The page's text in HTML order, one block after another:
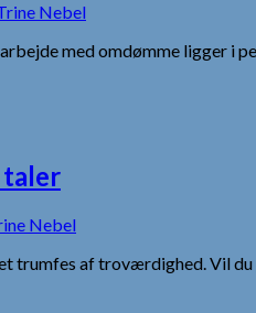
Nebel
med omdømme ligger i
Nebel
trumfes af troværdighed. Vil